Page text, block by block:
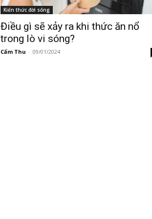
Kiến thức đời sống
Điều gì sẽ xảy ra khi thức ăn nổ
trong lò vi sóng?
Cẩm Thu - 09/01/2024